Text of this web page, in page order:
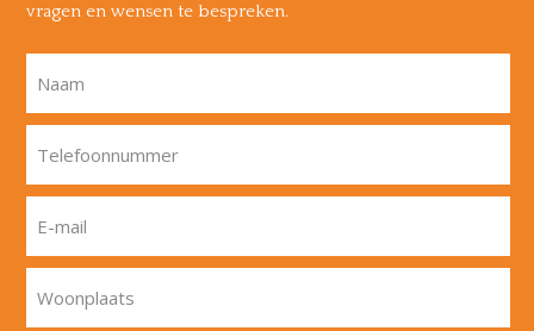
vragen en wensen te bespreken.
Naam
Telefoonnummer
E-mail
Woonplaats